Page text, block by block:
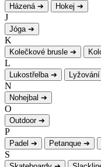
Házená ➔ Hokej ➔
J
Jóga ➔
K
Kolečkové brusle ➔
L
Lukostřelba ➔ Lyžování
N
Nohejbal ➔
O
Outdoor ➔
P
Padel ➔ Petanque ➔
S